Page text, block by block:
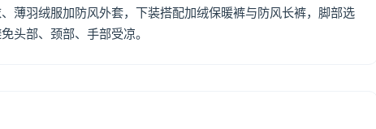
薄羽绒服加防风外套，下装搭配加绒保暖裤与防风长裤，脚部选
头部、颈部、手部受凉。